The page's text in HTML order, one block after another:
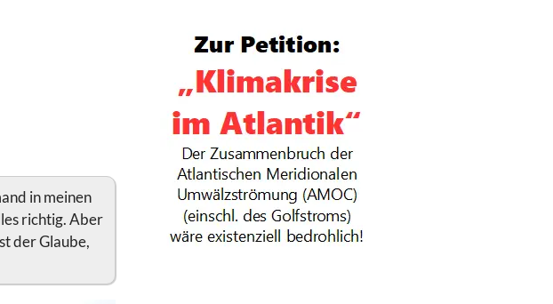
in meinen
richtig. Aber
der Glaube,